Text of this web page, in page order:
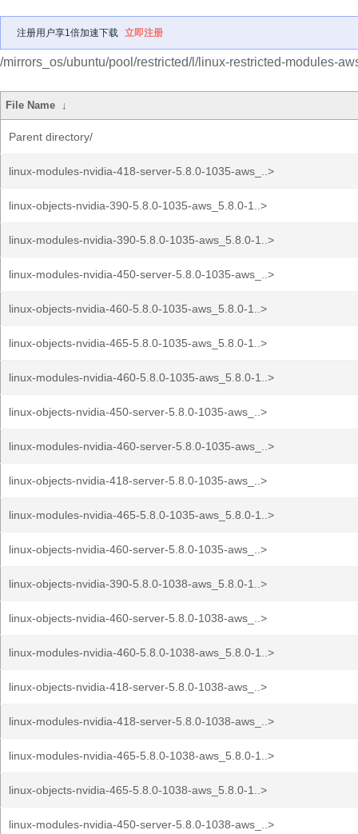
注册用户享1倍加速下载 立即注册
/mirrors_os/ubuntu/pool/restricted/l/linux-restricted-modules-
File Name ↓
Parent directory/
linux-modules-nvidia-418-server-5.8.0-1035-aws_..>
linux-objects-nvidia-390-5.8.0-1035-aws_5.8.0-1..>
linux-modules-nvidia-390-5.8.0-1035-aws_5.8.0-1..>
linux-modules-nvidia-450-server-5.8.0-1035-aws_..>
linux-objects-nvidia-460-5.8.0-1035-aws_5.8.0-1..>
linux-objects-nvidia-465-5.8.0-1035-aws_5.8.0-1..>
linux-modules-nvidia-460-5.8.0-1035-aws_5.8.0-1..>
linux-objects-nvidia-450-server-5.8.0-1035-aws_..>
linux-modules-nvidia-460-server-5.8.0-1035-aws_..>
linux-objects-nvidia-418-server-5.8.0-1035-aws_..>
linux-modules-nvidia-465-5.8.0-1035-aws_5.8.0-1..>
linux-objects-nvidia-460-server-5.8.0-1035-aws_..>
linux-objects-nvidia-390-5.8.0-1038-aws_5.8.0-1..>
linux-objects-nvidia-460-server-5.8.0-1038-aws_..>
linux-modules-nvidia-460-5.8.0-1038-aws_5.8.0-1..>
linux-objects-nvidia-418-server-5.8.0-1038-aws_..>
linux-modules-nvidia-418-server-5.8.0-1038-aws_..>
linux-modules-nvidia-465-5.8.0-1038-aws_5.8.0-1..>
linux-objects-nvidia-465-5.8.0-1038-aws_5.8.0-1..>
linux-modules-nvidia-450-server-5.8.0-1038-aws_..>